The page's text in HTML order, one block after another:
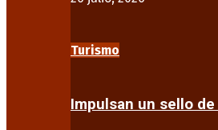
Turismo
Impulsan un sello